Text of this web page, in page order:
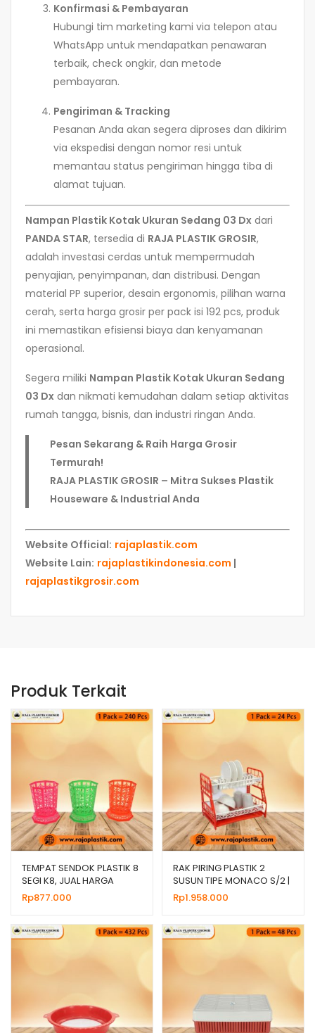
Konfirmasi & Pembayaran
Hubungi tim marketing kami via telepon atau
WhatsApp untuk mendapatkan penawaran
terbaik, check ongkir, dan metode
pembayaran.
Pengiriman & Tracking
Pesanan Anda akan segera diproses dan dikirim
via ekspedisi dengan nomor resi untuk
memantau status pengiriman hingga tiba di
alamat tujuan.
Nampan Plastik Kotak Ukuran Sedang 03 Dx dari
PANDA STAR, tersedia di RAJA PLASTIK GROSIR,
adalah investasi cerdas untuk mempermudah
penyajian, penyimpanan, dan distribusi. Dengan
material PP superior, desain ergonomis, pilihan warna
cerah, serta harga grosir per pack isi 192 pcs, produk
ini memastikan efisiensi biaya dan kenyamanan
operasional.
Segera miliki Nampan Plastik Kotak Ukuran Sedang
03 Dx dan nikmati kemudahan dalam setiap aktivitas
rumah tangga, bisnis, dan industri ringan Anda.
Pesan Sekarang & Raih Harga Grosir
Termurah!
RAJA PLASTIK GROSIR – Mitra Sukses Plastik
Houseware & Industrial Anda
Website Official: rajaplastik.com
Website Lain: rajaplastikindonesia.com |
rajaplastikgrosir.com
Produk Terkait
TEMPAT SENDOK PLASTIK 8
SEGI K8, JUAL HARGA
GROSIR MURAH
Rp877.000
RAK PIRING PLASTIK 2
SUSUN TIPE MONACO S/2 |
HARGA GROSIR
Rp1.958.000